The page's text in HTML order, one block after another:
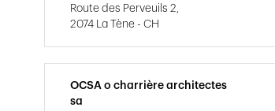
Route des Perveuils 2,
2074 La Tène - CH
OCSA o charrière architectes
sa